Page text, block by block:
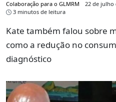
Colaboração para o GLMRM
22 de julho
3 minutos de leitura
Kate também falou sobre
como a redução no
diagnóstico